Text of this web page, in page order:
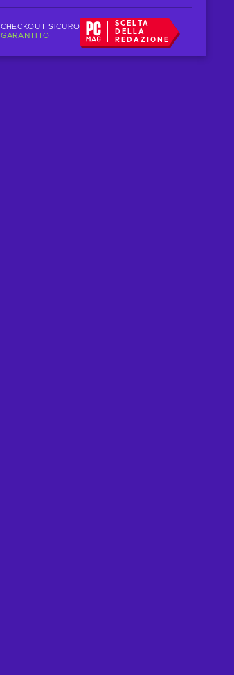
CHECKOUT SICURO
GARANTITO
SCELTA
DELLA
REDAZIONE